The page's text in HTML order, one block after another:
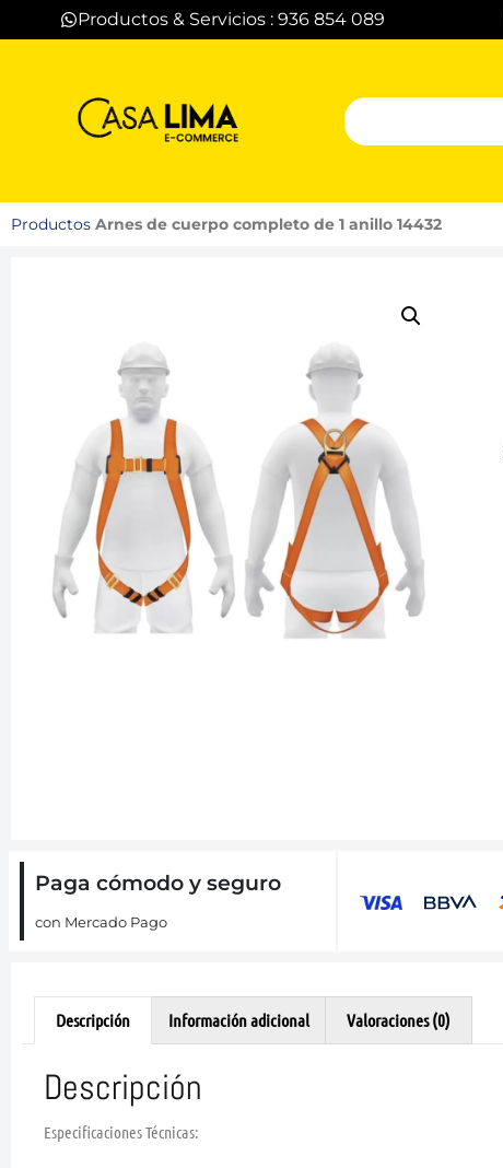
Productos & Servicios : 936 854 089
Productos Arnes de cuerpo completo de 1 anillo 14432
Paga cómodo y seguro
con Mercado Pago
Descripción Información adicional Valoraciones (0)
Descripción
Especificaciones Técnicas: